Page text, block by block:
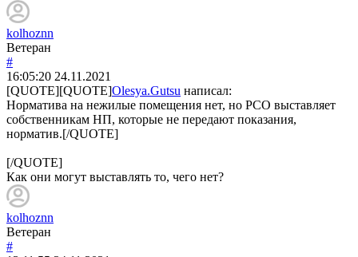
kolhoznn
Ветеран
#
16:05:20 24.11.2021
[QUOTE][QUOTE]Olesya.Gutsu написал:
Норматива на нежилые помещения нет, но РСО выставляет
собственникам НП, которые не передают показания,
норматив.[/QUOTE]
[/QUOTE]
Как они могут выставлять то, чего нет?
kolhoznn
Ветеран
#